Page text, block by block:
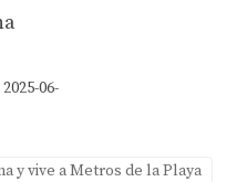
06-
y vive a Metros de la Playa